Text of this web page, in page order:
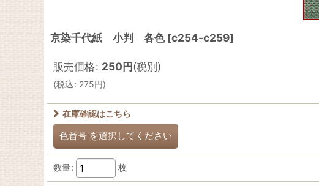
京染千代紙 小判 各色 [c254-c259]
販売価格: 250円(税別)
(税込: 275円)
在庫確認はこちら
色番号 を選択してください
数量: 枚